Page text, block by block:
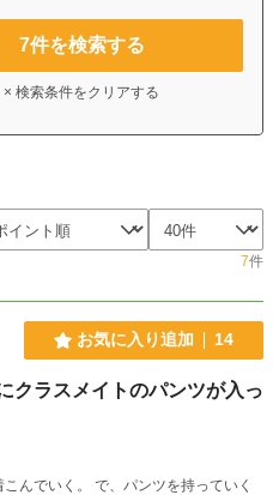
7件を検索する
× 検索条件をクリアする
7件
お気に入り追加 14
クラスメイトのパンツが入っ
んでいく。 で、パンツを持っていく